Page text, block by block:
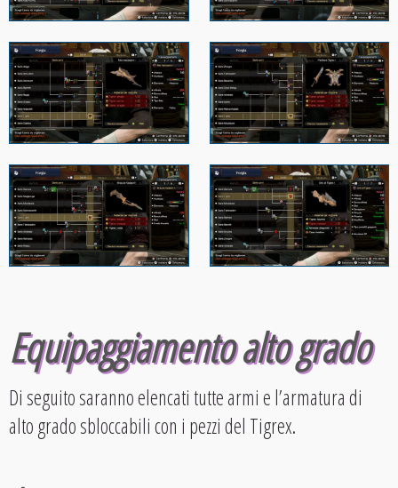
Equipaggiamento alto grado
Di seguito saranno elencati tutte armi e l’armatura di
alto grado sbloccabili con i pezzi del Tigrex.